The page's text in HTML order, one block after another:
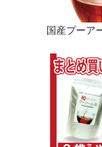
国産プー